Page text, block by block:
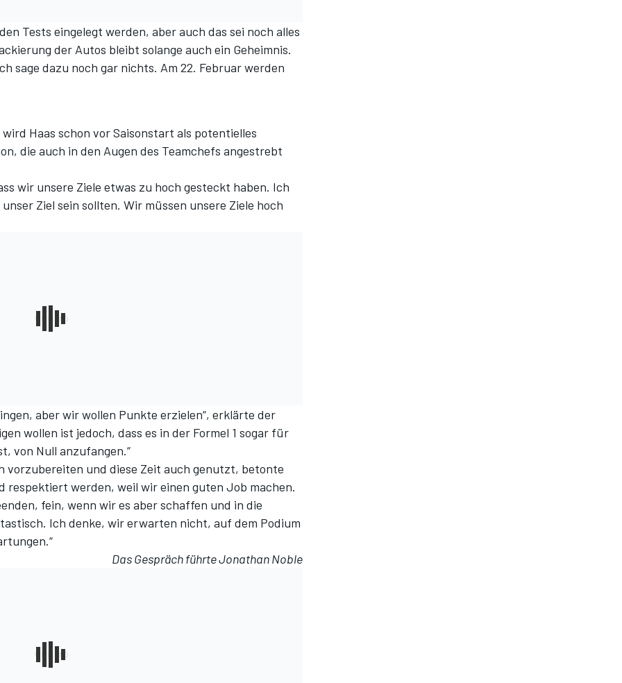
Tests eingelegt werden, aber auch das sei noch alles
der Autos bleibt solange auch ein Geheimnis.
sage dazu noch gar nichts. Am 22. Februar werden
Haas schon vor Saisonstart als potentielles
die auch in den Augen des Teamchefs angestrebt
wir unsere Ziele etwas zu hoch gesteckt haben. Ich
Ziel sein sollten. Wir müssen unsere Ziele hoch
aber wir wollen Punkte erzielen“, erklärte der
wollen ist jedoch, dass es in der Formel 1 sogar für
von Null anzufangen.“
vorzubereiten und diese Zeit auch genutzt, betonte
respektiert werden, weil wir einen guten Job machen.
fein, wenn wir es aber schaffen und in die
Ich denke, wir erwarten nicht, auf dem Podium
Das Gespräch führte Jonathan Noble